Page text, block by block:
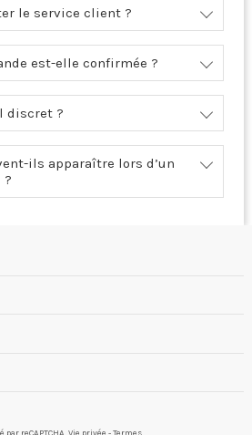
le service client ?
est-elle confirmée ?
discret ?
ils apparaître lors d’un
?
reCAPTCHA. Vie privée -Termes